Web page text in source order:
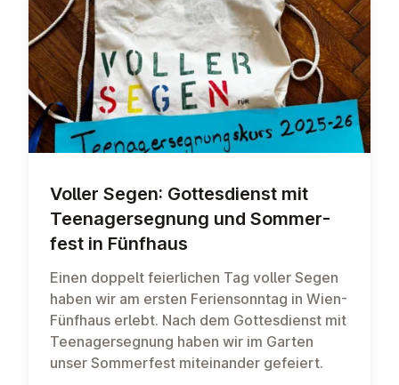
Voller Segen: Got­tes­dienst mit
Teen­ager­seg­nung und Som­mer­
fest in Fünfhaus
Einen doppelt feierlichen Tag voller Segen
haben wir am ersten Feriensonntag in Wien-
Fünfhaus erlebt. Nach dem Gottesdienst mit
Teenagersegnung haben wir im Garten
unser Sommerfest miteinander gefeiert.